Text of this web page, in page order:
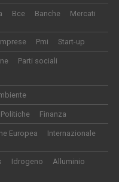
Bce Banche Mercati
Pmi Start-up
Parti sociali
Politiche Finanza
Europea Internazionale
Idrogeno
Alluminio